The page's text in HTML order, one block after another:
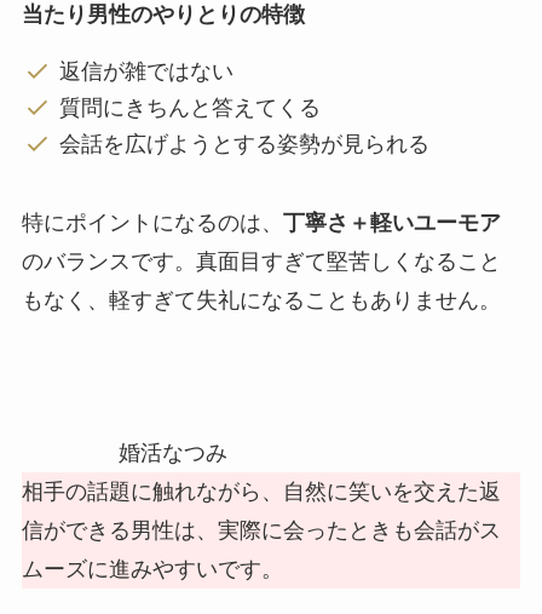
当たり男性のやりとりの特徴
返信が雑ではない
質問にきちんと答えてくる
会話を広げようとする姿勢が見られる
特にポイントになるのは、 丁寧さ＋軽いユーモア
のバランスです。真面目すぎて堅苦しくなること
もなく、軽すぎて失礼になることもありません。
婚活なつみ
相手の話題に触れながら、自然に笑いを交えた返
信ができる男性は、実際に会ったときも会話がス
ムーズに進みやすいです。